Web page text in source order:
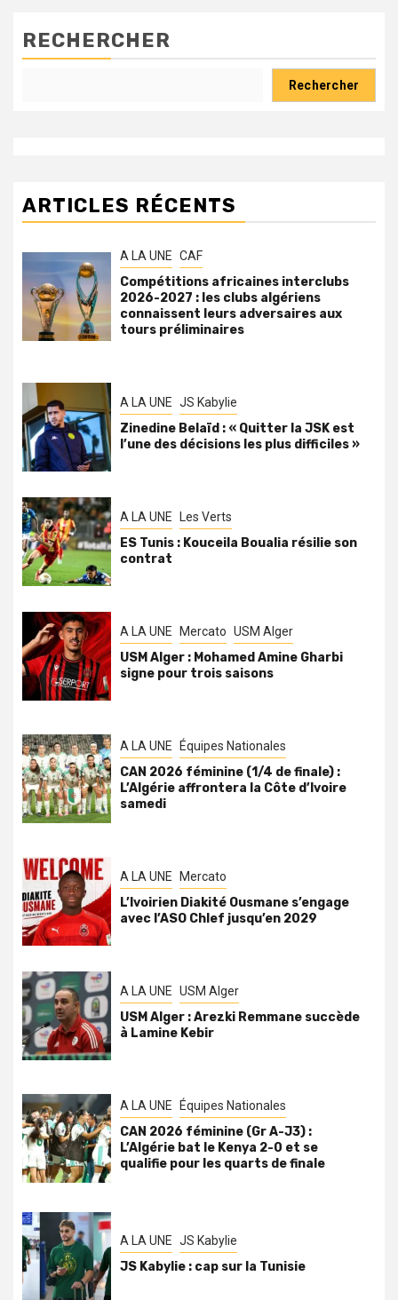
RECHERCHER
Rechercher
ARTICLES RÉCENTS
A LA UNE CAF
Compétitions africaines interclubs
2026-2027 : les clubs algériens
connaissent leurs adversaires aux
tours préliminaires
A LA UNE JS Kabylie
Zinedine Belaïd : « Quitter la JSK est
l’une des décisions les plus difficiles »
A LA UNE Les Verts
ES Tunis : Kouceila Boualia résilie son
contrat
A LA UNE Mercato USM Alger
USM Alger : Mohamed Amine Gharbi
signe pour trois saisons
A LA UNE Équipes Nationales
CAN 2026 féminine (1/4 de finale) :
L’Algérie affrontera la Côte d’Ivoire
samedi
A LA UNE Mercato
L’Ivoirien Diakité Ousmane s’engage
avec l’ASO Chlef jusqu’en 2029
A LA UNE USM Alger
USM Alger : Arezki Remmane succède
à Lamine Kebir
A LA UNE Équipes Nationales
CAN 2026 féminine (Gr A-J3) :
L’Algérie bat le Kenya 2-0 et se
qualifie pour les quarts de finale
A LA UNE JS Kabylie
JS Kabylie : cap sur la Tunisie